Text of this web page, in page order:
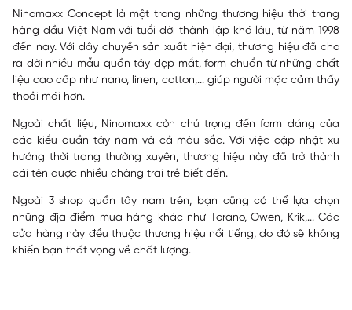
Ninomaxx Concept là một trong những thương hiệu thời trang
hàng đầu Việt Nam với tuổi đời thành lập khá lâu, từ năm 1998
đến nay. Với dây chuyền sản xuất hiện đại, thương hiệu đã cho
ra đời nhiều mẫu quần tây đẹp mắt, form chuẩn từ những chất
liệu cao cấp như nano, linen, cotton,... giúp người mặc cảm thấy
thoải mái hơn.
Ngoài chất liệu, Ninomaxx còn chú trọng đến form dáng của
các kiểu quần tây nam và cả màu sắc. Với việc cập nhật xu
hướng thời trang thường xuyên, thương hiệu này đã trở thành
cái tên được nhiều chàng trai trẻ biết đến.
Ngoài 3 shop quần tây nam trên, bạn cũng có thể lựa chọn
những địa điểm mua hàng khác như Torano, Owen, Krik,... Các
cửa hàng này đều thuộc thương hiệu nổi tiếng, do đó sẽ không
khiến bạn thất vọng về chất lượng.